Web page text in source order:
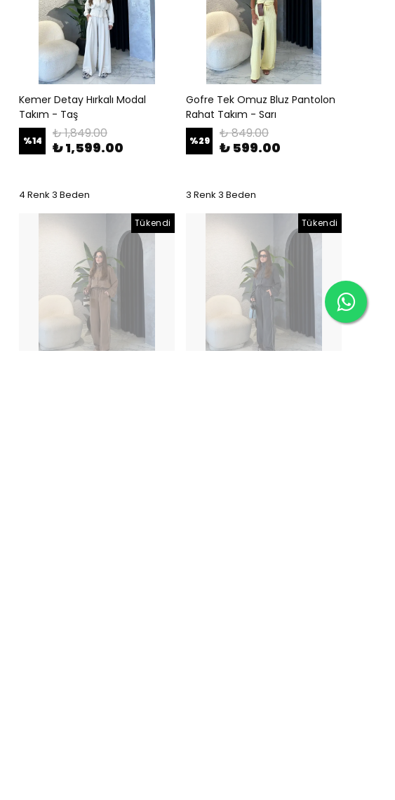
Kemer Detay Hırkalı Modal
Takım - Taş
%14 ₺ 1,849.00
₺ 1,599.00
4 Renk 3 Beden
Gofre Tek Omuz Bluz Pantolon
Rahat Takım - Sarı
%29 ₺ 849.00
₺ 599.00
3 Renk 3 Beden
Tükendi Tükendi